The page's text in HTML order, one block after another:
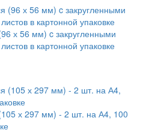
х 56 мм) c закругленными
в картонной упаковке
х 297 мм) - 2 шт. на А4, 100